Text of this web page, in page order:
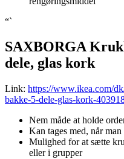
“`
SAXBORGA
dele, glas kork
Link: https://www.ikea.com/
bakke-5-dele-glas-kork-
Nem måde at holde
Kan tages med, når
Mulighed for at sætte
eller i grupper